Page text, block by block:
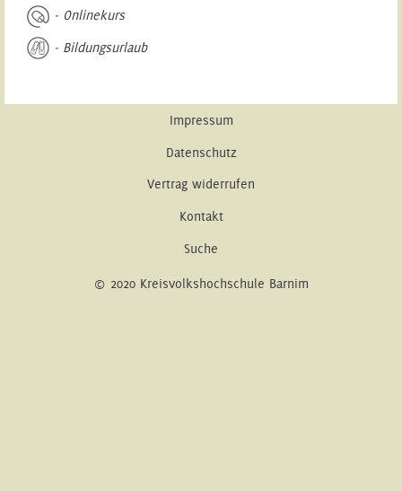
- Onlinekurs
- Bildungsurlaub
Impressum
Datenschutz
Vertrag widerrufen
Kontakt
Suche
© 2020 Kreisvolkshochschule Barnim